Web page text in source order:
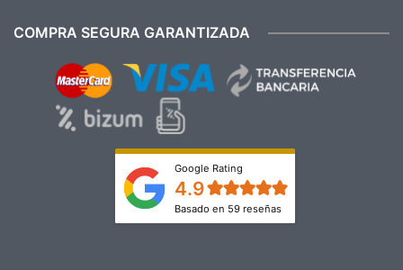
COMPRA SEGURA GARANTIZADA
Google Rating
4.9
Basado en 59 reseñas